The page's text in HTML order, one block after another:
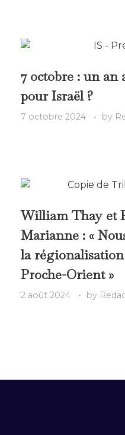
7 octobre : un an
pour Israël ?
7 octobre 2024 by
William Thay et
Marianne : «
la
Proche-Orient »
2 août 2024 by